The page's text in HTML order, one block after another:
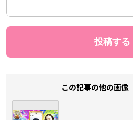
この記事の他の画像